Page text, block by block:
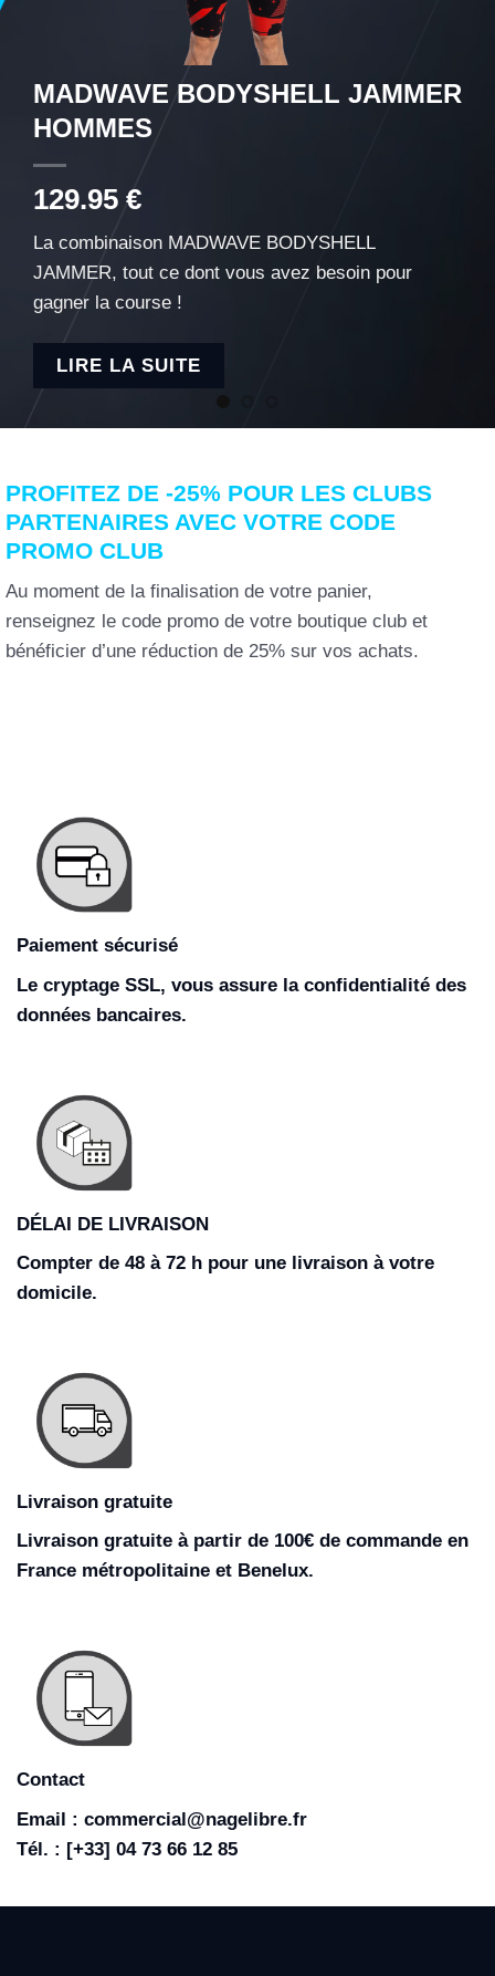
MADWAVE BODYSHELL JAMMER
HOMMES
129.95 €
La combinaison MADWAVE BODYSHELL
JAMMER, tout ce dont vous avez besoin pour
gagner la course !
LIRE LA SUITE
PROFITEZ DE -25% POUR LES CLUBS
PARTENAIRES AVEC VOTRE CODE
PROMO CLUB
Au moment de la finalisation de votre panier,
renseignez le code promo de votre boutique club et
bénéficier d’une réduction de 25% sur vos achats.
Paiement sécurisé
Le cryptage SSL, vous assure la confidentialité des
données bancaires.
DÉLAI DE LIVRAISON
Compter de 48 à 72 h pour une livraison à votre
domicile.
Livraison gratuite
Livraison gratuite à partir de 100€ de commande en
France métropolitaine et Benelux.
Contact
Email : commercial@nagelibre.fr
Tél. : [+33] 04 73 66 12 85